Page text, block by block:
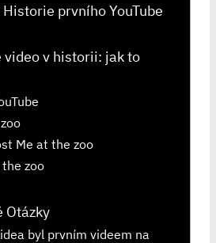
prvního YouTube
video v historii: jak to
Me at the zoo
zoo
Otázky
byl prvním videem na